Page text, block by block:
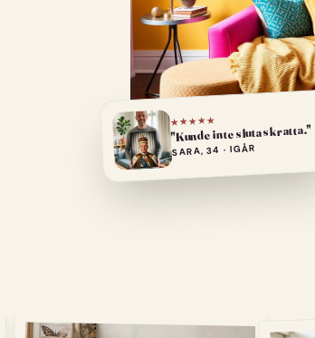
★★★★★
"Kunde inte sluta skratta."
SARA, 34 · IGÅR